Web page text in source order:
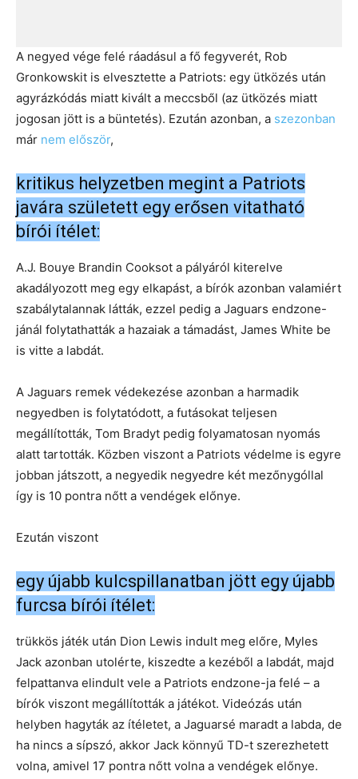
A negyed vége felé ráadásul a fő fegyverét, Rob
Gronkowskit is elvesztette a Patriots: egy ütközés után
agyrázkódás miatt kivált a meccsből (az ütközés miatt
jogosan jött is a büntetés). Ezután azonban, a szezonban
már nem először,
kritikus helyzetben megint a Patriots
javára született egy erősen vitatható
bírói ítélet:
A.J. Bouye Brandin Cooksot a pályáról kiterelve
akadályozott meg egy elkapást, a bírók azonban valamiért
szabálytalannak látták, ezzel pedig a Jaguars endzone-
jánál folytathatták a hazaiak a támadást, James White be
is vitte a labdát.
A Jaguars remek védekezése azonban a harmadik
negyedben is folytatódott, a futásokat teljesen
megállították, Tom Bradyt pedig folyamatosan nyomás
alatt tartották. Közben viszont a Patriots védelme is egyre
jobban játszott, a negyedik negyedre két mezőnygóllal
így is 10 pontra nőtt a vendégek előnye.
Ezután viszont
egy újabb kulcspillanatban jött egy újabb
furcsa bírói ítélet:
trükkös játék után Dion Lewis indult meg előre, Myles
Jack azonban utolérte, kiszedte a kezéből a labdát, majd
felpattanva elindult vele a Patriots endzone-ja felé – a
bírók viszont megállították a játékot. Videózás után
helyben hagyták az ítéletet, a Jaguarsé maradt a labda, de
ha nincs a sípszó, akkor Jack könnyű TD-t szerezhetett
volna, amivel 17 pontra nőtt volna a vendégek előnye.